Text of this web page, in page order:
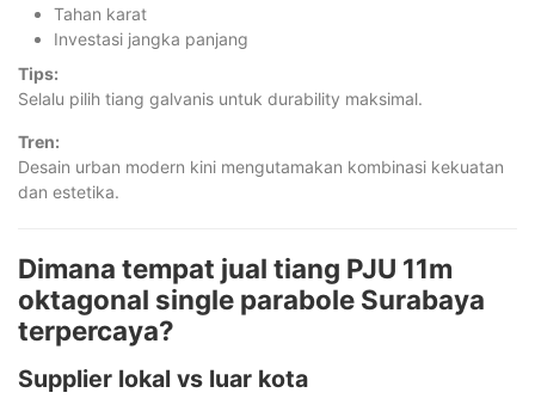
Tahan karat
Investasi jangka panjang
Tips:
Selalu pilih tiang galvanis untuk durability maksimal.
Tren:
Desain urban modern kini mengutamakan kombinasi kekuatan
dan estetika.
Dimana tempat jual tiang PJU 11m
oktagonal single parabole Surabaya
terpercaya?
Supplier lokal vs luar kota